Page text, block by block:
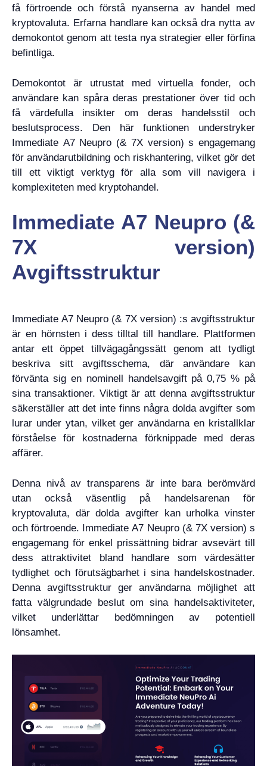
få förtroende och förstå nyanserna av handel med
kryptovaluta. Erfarna handlare kan också dra nytta av
demokontot genom att testa nya strategier eller förfina
befintliga.
Demokontot är utrustat med virtuella fonder, och
användare kan spåra deras prestationer över tid och
få värdefulla insikter om deras handelsstil och
beslutsprocess. Den här funktionen understryker
Immediate A7 Neupro (& 7X version) s engagemang
för användarutbildning och riskhantering, vilket gör det
till ett viktigt verktyg för alla som vill navigera i
komplexiteten med kryptohandel.
Immediate A7 Neupro (&
7X version)
Avgiftsstruktur
Immediate A7 Neupro (& 7X version) :s avgiftsstruktur
är en hörnsten i dess tilltal till handlare. Plattformen
antar ett öppet tillvägagångssätt genom att tydligt
beskriva sitt avgiftsschema, där användare kan
förvänta sig en nominell handelsavgift på 0,75 % på
sina transaktioner. Viktigt är att denna avgiftsstruktur
säkerställer att det inte finns några dolda avgifter som
lurar under ytan, vilket ger användarna en kristallklar
förståelse för kostnaderna förknippade med deras
affärer.
Denna nivå av transparens är inte bara berömvärd
utan också väsentlig på handelsarenan för
kryptovaluta, där dolda avgifter kan urholka vinster
och förtroende. Immediate A7 Neupro (& 7X version) s
engagemang för enkel prissättning bidrar avsevärt till
dess attraktivitet bland handlare som värdesätter
tydlighet och förutsägbarhet i sina handelskostnader.
Denna avgiftsstruktur ger användarna möjlighet att
fatta välgrundade beslut om sina handelsaktiviteter,
vilket underlättar bedömningen av potentiell
lönsamhet.